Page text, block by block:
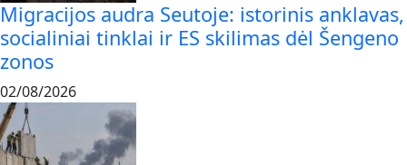
Migracijos audra Seutoje: istorinis anklavas,
socialiniai tinklai ir ES skilimas dėl Šengeno
zonos
02/08/2026